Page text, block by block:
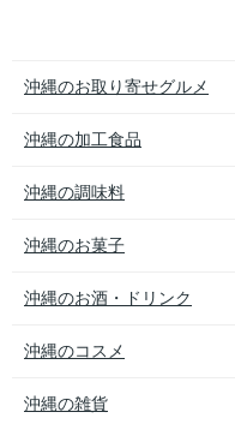
沖縄のお取り寄せグルメ
沖縄の加工食品
沖縄の調味料
沖縄のお菓子
沖縄のお酒・ドリンク
沖縄のコスメ
沖縄の雑貨